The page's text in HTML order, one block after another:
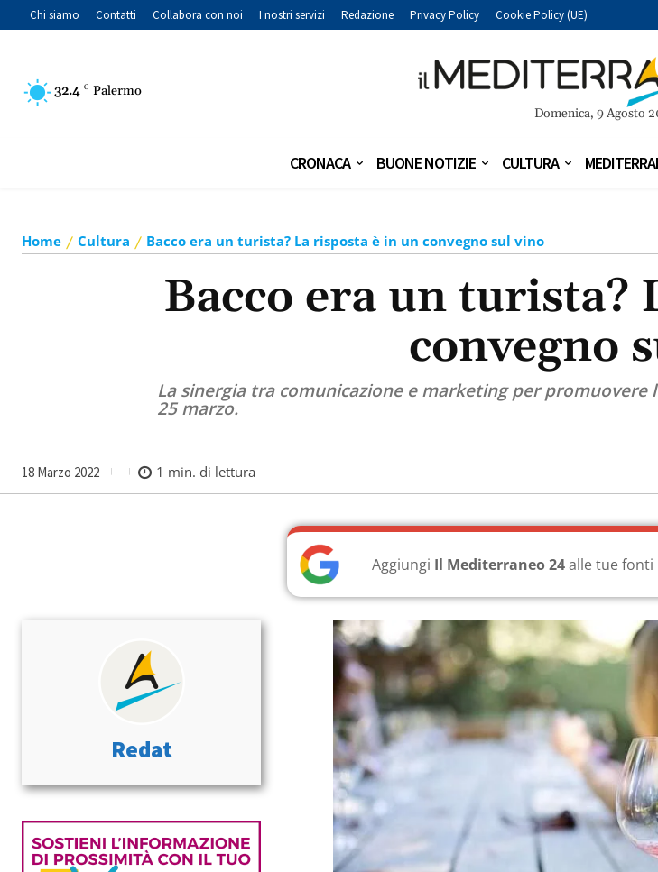
Chi siamo Contatti Collabora con noi I nostri servizi Redazione Privacy Policy Cookie Policy (UE)
32.4 C Palermo
Domenica, 9 Agosto
CRONACA BUONE NOTIZIE CULTURA
Home Cultura Bacco era un turista? La risposta è in un convegno sul vino
Bacco era un turista?
convegno
La sinergia tra comunicazione e marketing per
25 marzo.
18 Marzo 2022 1 min. di lettura
Aggiungi Il Mediterraneo 24alle tue fonti
Redat